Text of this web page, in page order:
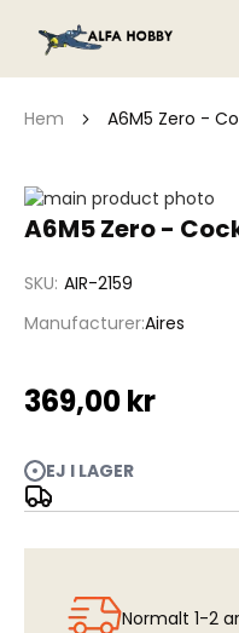
Hem A6M5 Zero -
A6M5 Zero -
SKU AIR-2159
ManufacturerAires
369,00 kr
EJ I LAGER
Hoppa
till
bildgalleriet
Hoppa
av
bildgalleriet
Normalt 1-2